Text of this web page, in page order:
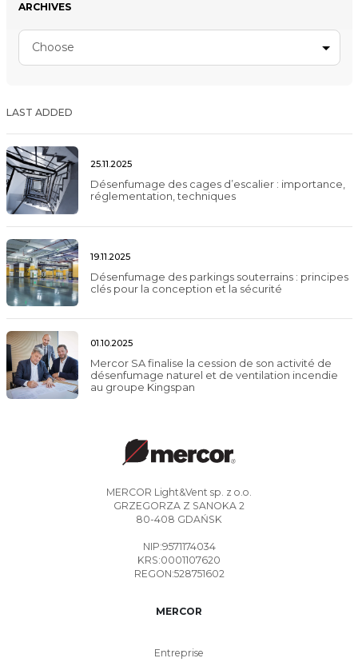
ARCHIVES
Choose
LAST ADDED
25.11.2025
Désenfumage des cages d’escalier : importance,
réglementation, techniques
19.11.2025
Désenfumage des parkings souterrains : principes
clés pour la conception et la sécurité
01.10.2025
Mercor SA finalise la cession de son activité de
désenfumage naturel et de ventilation incendie
au groupe Kingspan
MERCOR Light&Vent sp. z o.o.
GRZEGORZA Z SANOKA 2
80-408 GDAŃSK
NIP:9571174034
KRS:0001107620
REGON:528751602
MERCOR
Entreprise